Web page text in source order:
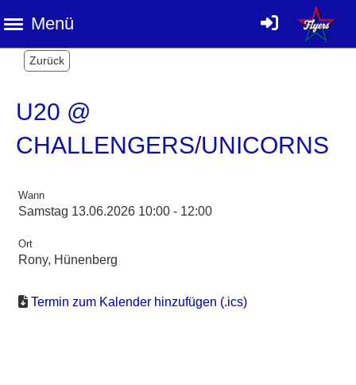
Menü
Zurück
U20 @
CHALLENGERS/UNICORNS
Wann
Samstag 13.06.2026 10:00 - 12:00
Ort
Rony, Hünenberg
Termin zum Kalender hinzufügen (.ics)